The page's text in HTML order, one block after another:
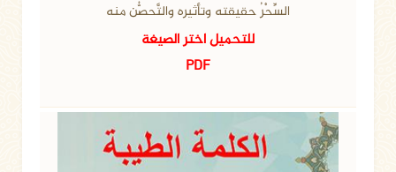
السِّحْرُ حقيقته وتأثيره والتَّحصُّن منه
للتحميل اختر الصيغة
PDF